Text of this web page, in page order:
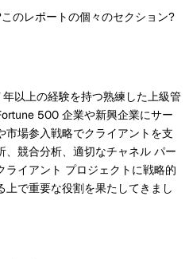
このレポートの個々のセクション?
年以上の経験を持つ熟練した上級管
500 企業や新興企業にサー
市場参入戦略でクライアントを支
競合分析、適切なチャネル パー
ライアント プロジェクトに戦略的
で重要な役割を果たしてきまし